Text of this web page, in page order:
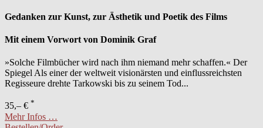
Gedanken zur Kunst, zur Ästhetik und Poetik des Films
Mit einem Vorwort von Dominik Graf
»Solche Filmbücher wird nach ihm niemand mehr schaffen.« Der
Spiegel Als einer der weltweit visionärsten und einflussreichsten
Regisseure drehte Tarkowski bis zu seinem Tod...
35,– € *
Mehr Infos …